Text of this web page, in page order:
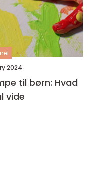
2024
til børn: Hvad
vide